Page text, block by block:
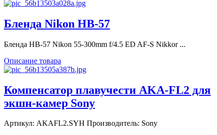
Бленда Nikon HB-57
Бленда HB-57 Nikon 55-300mm f/4.5 ED AF-S Nikkor ...
Описание товара
Компенсатор плавучести AKA-FL2 для
экшн-камер Sony
Артикул: AKAFL2.SYH Производитель: Sony